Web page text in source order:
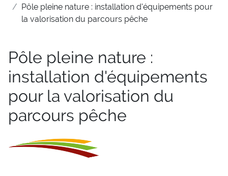
Pôle pleine nature : installation d'équipements pour
la valorisation du parcours pêche
Pôle pleine nature :
installation d'équipements
pour la valorisation du
parcours pêche